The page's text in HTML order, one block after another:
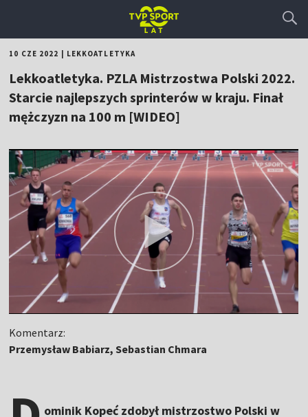
10 CZE 2022 LEKKOATLETYKA
Lekkoatletyka. PZLA Mistrzostwa Polski 2022.
Starcie najlepszych sprinterów w kraju. Finał
mężczyzn na 100 m [WIDEO]
Komentarz:
Przemysław Babiarz, Sebastian Chmara
ominik Kopeć zdobył mistrzostwo Polski w